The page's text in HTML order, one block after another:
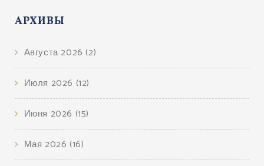
АРХИВЫ
Августа 2026 (2)
Июля 2026 (12)
Июня 2026 (15)
Мая 2026 (16)